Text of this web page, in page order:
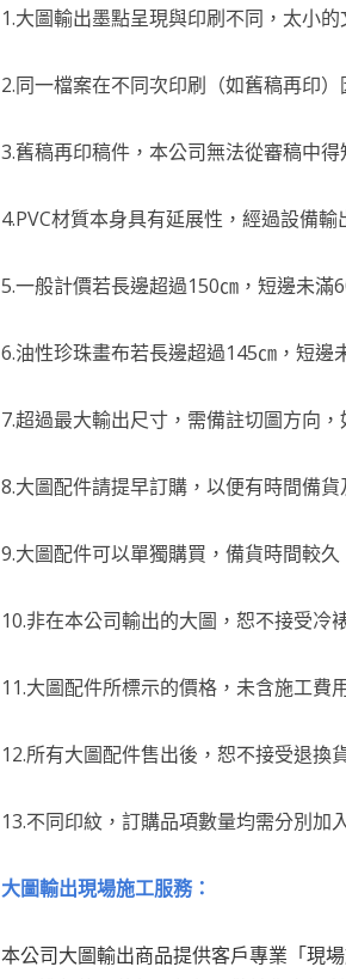
1.大圖輸出墨點呈現與印刷不同，太小
2.同一檔案在不同次印刷（如舊稿再印
3.舊稿再印稿件，本公司無法從審稿中
4.PVC材質本身具有延展性，經過設備
5.一般計價若長邊超過150㎝，短邊未滿
6.油性珍珠畫布若長邊超過145㎝，短邊
7.超過最大輸出尺寸，需備註切圖方向
8.大圖配件請提早訂購，以便有時間備貨
9.大圖配件可以單獨購買，備貨時間較
10.非在本公司輸出的大圖，恕不接受冷
11.大圖配件所標示的價格，未含施工費
12.所有大圖配件售出後，恕不接受退換
13.不同印紋，訂購品項數量均需分別加
大圖輸出現場施工服務：
本公司大圖輸出商品提供客戶專業「現